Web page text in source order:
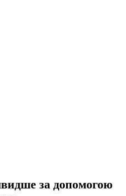
за допомогою